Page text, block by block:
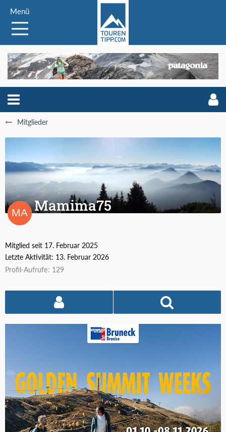
Menü
Mitglieder
Mamima75
Mitglied seit 17. Februar 2025
Letzte Aktivität: 13. Februar 2026
Profil-Aufrufe 129